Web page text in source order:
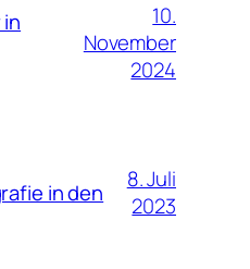
10.
November
2024
in den
8. Juli
2023